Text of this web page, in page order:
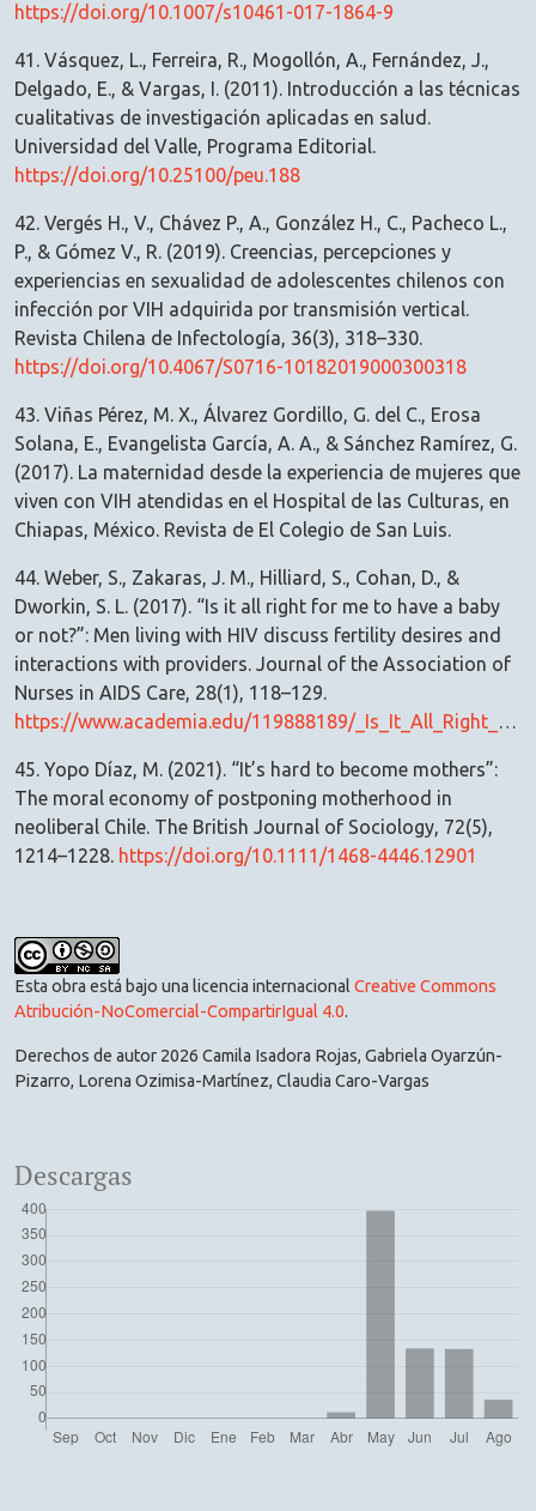
https://doi.org/10.1007/s10461-017-1864-9
41. Vásquez, L., Ferreira, R., Mogollón, A., Fernández, J.,
Delgado, E., & Vargas, I. (2011). Introducción a las técnicas
cualitativas de investigación aplicadas en salud.
Universidad del Valle, Programa Editorial.
https://doi.org/10.25100/peu.188
42. Vergés H., V., Chávez P., A., González H., C., Pacheco L.,
P., & Gómez V., R. (2019). Creencias, percepciones y
experiencias en sexualidad de adolescentes chilenos con
infección por VIH adquirida por transmisión vertical.
Revista Chilena de Infectología, 36(3), 318–330.
https://doi.org/10.4067/S0716-10182019000300318
43. Viñas Pérez, M. X., Álvarez Gordillo, G. del C., Erosa
Solana, E., Evangelista García, A. A., & Sánchez Ramírez, G.
(2017). La maternidad desde la experiencia de mujeres que
viven con VIH atendidas en el Hospital de las Culturas, en
Chiapas, México. Revista de El Colegio de San Luis.
44. Weber, S., Zakaras, J. M., Hilliard, S., Cohan, D., &
Dworkin, S. L. (2017). “Is it all right for me to have a baby
or not?”: Men living with HIV discuss fertility desires and
interactions with providers. Journal of the Association of
Nurses in AIDS Care, 28(1), 118–129.
https://www.academia.edu/119888189/_Is_It_All_Right_for_Me_to_Have_a_Baby_or_Not_Men_Living_With_HIV_Discuss_Fertility_Desires_and_Interactions_With_Providers
45. Yopo Díaz, M. (2021). “It’s hard to become mothers”:
The moral economy of postponing motherhood in
neoliberal Chile. The British Journal of Sociology, 72(5),
1214–1228. https://doi.org/10.1111/1468-4446.12901
Esta obra está bajo una licencia internacional Creative Commons
Atribución-NoComercial-CompartirIgual 4.0.
Derechos de autor 2026 Camila Isadora Rojas, Gabriela Oyarzún-
Pizarro, Lorena Ozimisa-Martínez, Claudia Caro-Vargas
Descargas